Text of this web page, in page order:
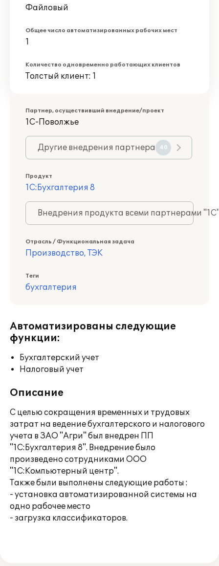
Файловый
Общее число автоматизированных рабочих мест
1
Количество одновременно работающих клиентов
Толстый клиент: 1
Партнер, осуществивший внедрение/проект
1С-Поволжье
Другие внедрения партнера 40
Продукт
1С:Бухгалтерия 8
Внедрения продукта всеми партнерами
Отрасль / Функциональная задача
Производство, ТЭК
Теги
бухгалтерия
Автоматизированы следующие
функции:
Бухгалтерский учет
Налоговый учет
Описание
С целью сокращения временных и трудовых
затрат на ведение бухгалтерского и налогового
учета в ЗАО "Агри" был внедрен ПП
"1С:Бухгалтерия 8". Внедрение было
произведено сотрудниками ООО
"1С:Компьютерный центр".
Также были выполнены следующие работы :
- установка автоматизированной системы на
одно рабочее место
- загрузка классификаторов.